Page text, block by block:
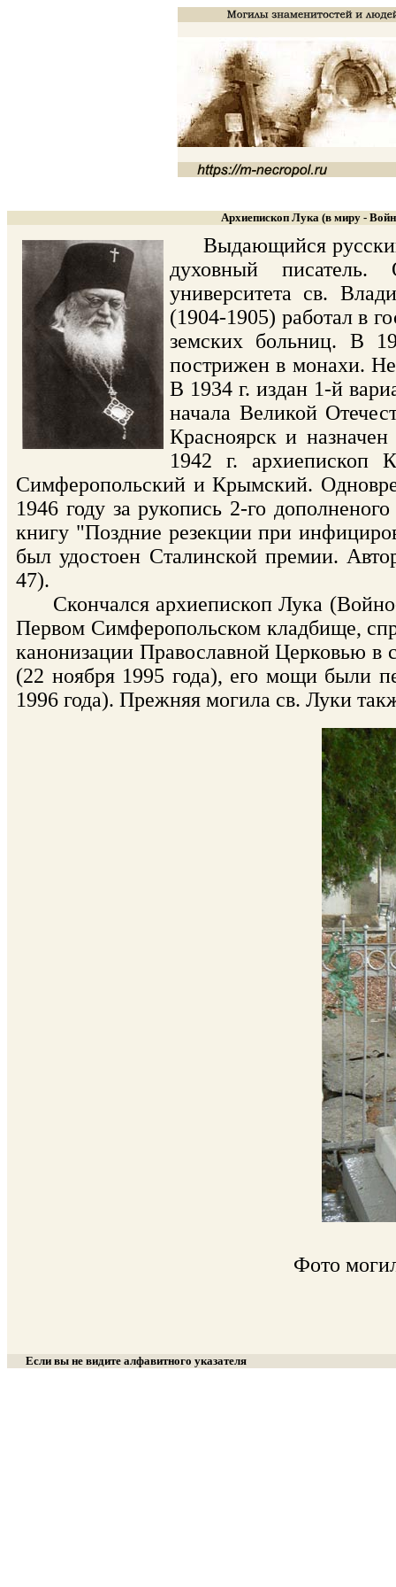
Архиепископ Лука (в миру -
Выдающийся русский
духовный писатель.
университета св.
(1904-1905) работал в
земских больниц. В
пострижен в монахи.
В 1934 г. издан 1-й
начала Великой
Красноярск и
1942 г. архиепископ
Симферопольский и Крымский.
1946 году за рукопись 2-го
книгу "Поздние резекции при
был удостоен Сталинской премии.
47).
Скончался архиепископ Лука
Первом Симферопольском кладбище,
канонизации Православной Церковью в
(22 ноября 1995 года), его мощи были
1996 года). Прежняя могила св. Луки
Фото
Если вы не видите алфавитного указателя